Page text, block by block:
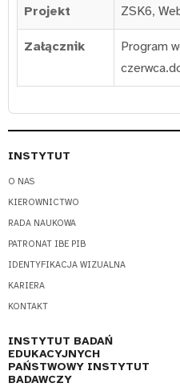
Projekt ZSK6,
Załącznik
Program
INSTYTUT
O NAS
KIEROWNICTWO
RADA NAUKOWA
PATRONAT IBE PIB
IDENTYFIKACJA WIZUALNA
KARIERA
KONTAKT
INSTYTUT BADAŃ
EDUKACYJNYCH
PAŃSTWOWY INSTYTUT
BADAWCZY